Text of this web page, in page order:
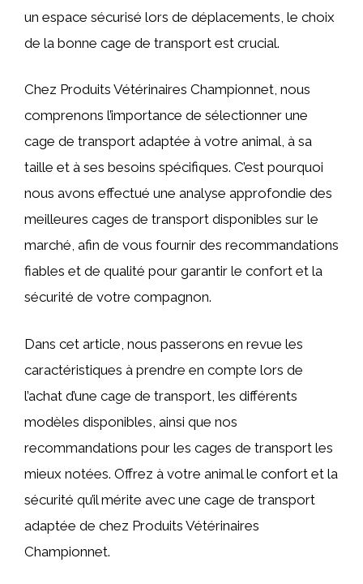
un espace sécurisé lors de déplacements, le choix
de la bonne cage de transport est crucial.
Chez Produits Vétérinaires Championnet, nous
comprenons l’importance de sélectionner une
cage de transport adaptée à votre animal, à sa
taille et à ses besoins spécifiques. C’est pourquoi
nous avons effectué une analyse approfondie des
meilleures cages de transport disponibles sur le
marché, afin de vous fournir des recommandations
fiables et de qualité pour garantir le confort et la
sécurité de votre compagnon.
Dans cet article, nous passerons en revue les
caractéristiques à prendre en compte lors de
l’achat d’une cage de transport, les différents
modèles disponibles, ainsi que nos
recommandations pour les cages de transport les
mieux notées. Offrez à votre animal le confort et la
sécurité qu’il mérite avec une cage de transport
adaptée de chez Produits Vétérinaires
Championnet.